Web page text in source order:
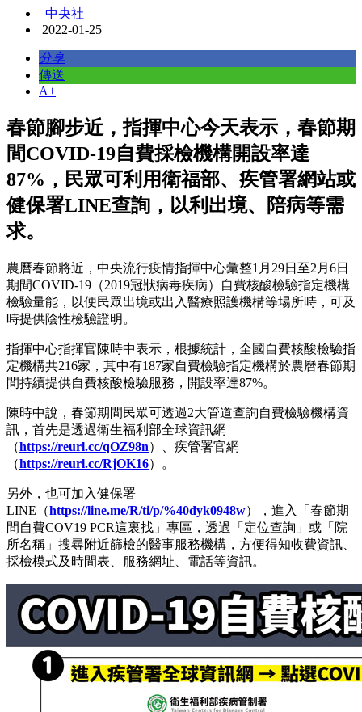
中央社
2022-01-25
分享
傳送
A+
春節腳步近，指揮中心今天表示，春節期
間COVID-19自費採檢機構開設率達
87%，民眾可利用衛福部、疾管署網站或
健保署LINE查詢，以利出境、陪病等需
求。
農曆春節將近，中央流行疫情指揮中心彙整1月29日至2月6日
期間COVID-19（2019冠狀病毒疾病）自費核酸檢驗指定機構
檢驗量能，以便民眾出境或出入醫療照護機構等場所時，可及
時提供陰性檢驗證明。
指揮中心指揮官陳時中表示，根據統計，全國自費核酸檢驗指
定機構共216家，其中有187家自費檢驗指定機構於農曆春節期
間持續提供自費核酸檢驗服務，開設率達87%。
陳時中說，春節期間民眾可透過2大管道查詢自費檢驗機構資
訊，首先是透過衛生福利部全球資訊網
（https://reurl.cc/qOZ98n）、疾管署官網
（https://reurl.cc/RjOK16）。
另外，也可加入健保署
LINE（https://line.me/R/ti/p/%40dyk0948w），進入「春節期
間自費COV19 PCR這裏找」專區，透過「定位查詢」或「院
所名稱」搜尋附近篩檢的醫事服務機構，方便得知收費資訊、
採檢模式及時間表、服務網址、電話等資訊。